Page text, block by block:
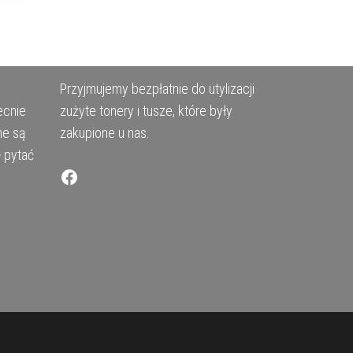
są
pytać
Przyjmujemy bezpłatnie do utylizacji
zużyte tonery i tusze, które były
zakupione u nas.
Facebook